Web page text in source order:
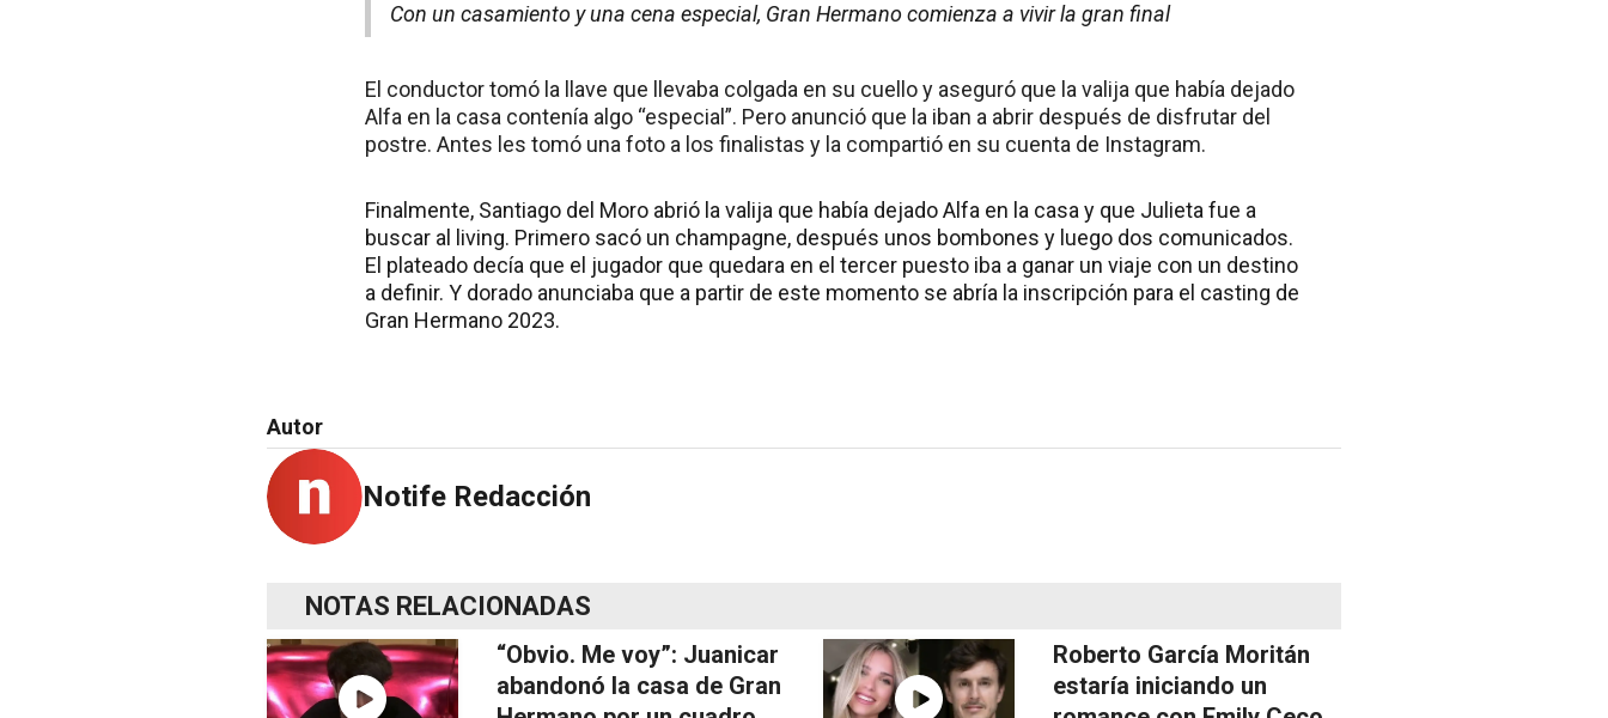
Con un casamiento y una cena especial, Gran Hermano comienza a vivir la gran final
El conductor tomó la llave que llevaba colgada en su cuello y aseguró que la valija que había dejado
Alfa en la casa contenía algo “especial”. Pero anunció que la iban a abrir después de disfrutar del
postre. Antes les tomó una foto a los finalistas y la compartió en su cuenta de Instagram.
Finalmente, Santiago del Moro abrió la valija que había dejado Alfa en la casa y que Julieta fue a
buscar al living. Primero sacó un champagne, después unos bombones y luego dos comunicados.
El plateado decía que el jugador que quedara en el tercer puesto iba a ganar un viaje con un destino
a definir. Y dorado anunciaba que a partir de este momento se abría la inscripción para el casting de
Gran Hermano 2023.
Autor
Notife Redacción
NOTAS RELACIONADAS
“Obvio. Me voy”: Juanicar
abandonó la casa de Gran
Roberto García Moritán
estaría iniciando un